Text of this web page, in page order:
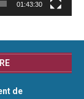
01:43:30
de